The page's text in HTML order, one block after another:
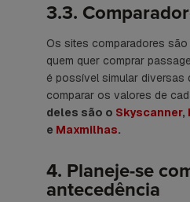
3.3.
Os sites comparadores
quem quer comprar
é possível simular diversas
comparar os valores de
deles são o Skyscanner,
e Maxmilhas.
4. Planeje-se
antecedência